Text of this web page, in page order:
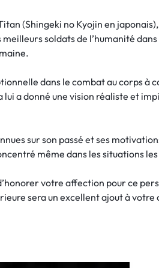
(Shingeki no Kyojin en
soldats de l’humanité
dans le combat au corps à
a donné une vision réaliste et
sur son passé et ses
même dans les situations
votre affection pour ce
sera un excellent ajout à